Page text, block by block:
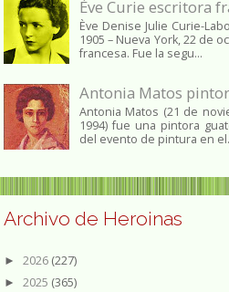
Ève Curie escritora
Ève Denise Julie Curie-
1905 – Nueva York, 22 de
francesa. Fue la segu...
Antonia Matos
Antonia Matos (21 de
1994) fue una pintora
del evento de pintura en
Archivo de Heroinas
► 2026 (227)
► 2025 (365)